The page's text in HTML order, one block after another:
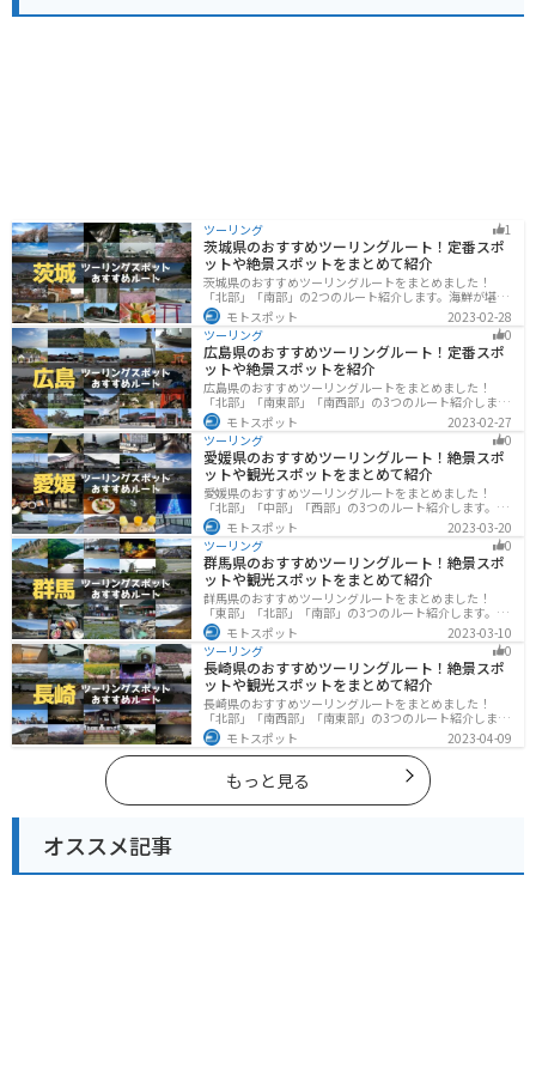
スポットとしてもおすすめです。特に、道の駅からほど
ツーリング 1
茨城県のおすすめツーリングルート！定番スポ
ットや絶景スポットをまとめて紹介
茨城県のおすすめツーリングルートをまとめました！
「北部」「南部」の2つのルート紹介します。海鮮が堪能
できる港や梅の景勝地、自然豊かな山々があるのでツー
リングにもってこいです。バイクで茨城県にツーリング
に行く際は参考にしてください。
モトスポット
2023-02-28
ツーリング
0
広島県のおすすめツーリングルート！定番スポ
ットや絶景スポットを紹介
広島県のおすすめツーリングルートをまとめました！
「北部」「南東部」「南西部」の3つのルート紹介しま
す。自然豊かな山と海だけでなく、歴史的価値のある建
造物も多数あるので、飽きることなくツーリングを堪能
できます。バイクで広島県にツーリングに行く際は参考
にしてください。
モトスポット
2023-02-27
ツーリング
0
愛媛県のおすすめツーリングルート！絶景スポ
ットや観光スポットをまとめて紹介
愛媛県のおすすめツーリングルートをまとめました！
「北部」「中部」「西部」の3つのルート紹介します。山
や海といった自然だけでなく、気軽に渡れる島もあり
様々な楽しみ方ができます。バイクで愛媛県にツーリン
グに行く際は参考にしてください。
モトスポット
2023-03-20
ツーリング
0
群馬県のおすすめツーリングルート！絶景スポ
ットや観光スポットをまとめて紹介
群馬県のおすすめツーリングルートをまとめました！
「東部」「北部」「南部」の3つのルート紹介します。草
津温泉や伊香保温泉など全国でも有名な温泉や豊かな自
然を満喫するツーリングができます。バイクで群馬県に
ツーリングに行く際は参考にしてください。
モトスポット
2023-03-10
ツーリング
0
長崎県のおすすめツーリングルート！絶景スポ
ットや観光スポットをまとめて紹介
長崎県のおすすめツーリングルートをまとめました！
「北部」「南西部」「南東部」の3つのルート紹介しま
す。国際色豊かな街並みや世界遺産、絶景ポイントが数
多く存在し、様々な楽しみ方ができます。バイクで長崎
県にツーリングに行く際は参考にしてください。
モトスポット 2023-04-09
もっと見る
オススメ記事